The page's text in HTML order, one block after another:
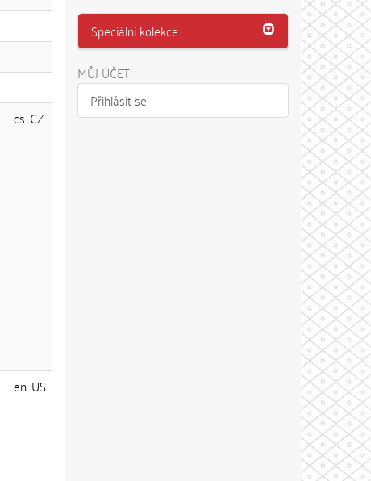
cs_CZ
en_US
Speciální kolekce
MŮJ ÚČET
Přihlásit se